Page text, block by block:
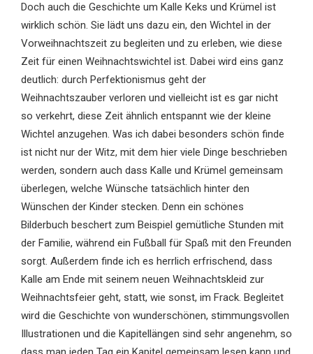
Doch auch die Geschichte um Kalle Keks und Krümel ist
wirklich schön. Sie lädt uns dazu ein, den Wichtel in der
Vorweihnachtszeit zu begleiten und zu erleben, wie diese
Zeit für einen Weihnachtswichtel ist. Dabei wird eins ganz
deutlich: durch Perfektionismus geht der
Weihnachtszauber verloren und vielleicht ist es gar nicht
so verkehrt, diese Zeit ähnlich entspannt wie der kleine
Wichtel anzugehen. Was ich dabei besonders schön finde
ist nicht nur der Witz, mit dem hier viele Dinge beschrieben
werden, sondern auch dass Kalle und Krümel gemeinsam
überlegen, welche Wünsche tatsächlich hinter den
Wünschen der Kinder stecken. Denn ein schönes
Bilderbuch beschert zum Beispiel gemütliche Stunden mit
der Familie, während ein Fußball für Spaß mit den Freunden
sorgt. Außerdem finde ich es herrlich erfrischend, dass
Kalle am Ende mit seinem neuen Weihnachtskleid zur
Weihnachtsfeier geht, statt, wie sonst, im Frack. Begleitet
wird die Geschichte von wunderschönen, stimmungsvollen
Illustrationen und die Kapitellängen sind sehr angenehm, so